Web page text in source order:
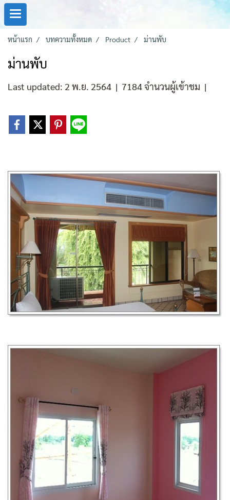
หน้าแรก บทความทั้งหมด Product ม่านพับ
ม่านพับ
Last updated: 2 พ.ย. 2564 | 7184 จำนวนผู้เข้าชม |